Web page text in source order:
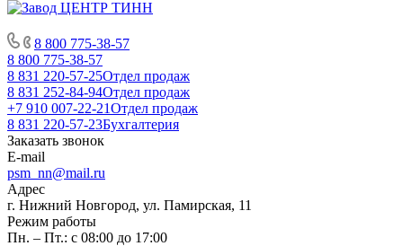
8 800 775-38-57
8 800 775-38-57
8 831 220-57-25Отдел продаж
8 831 252-84-94Отдел продаж
+7 910 007-22-21Отдел продаж
8 831 220-57-23Бухгалтерия
Заказать звонок
E-mail
psm_nn@mail.ru
Адрес
г. Нижний Новгород, ул. Памирская, 11
Режим работы
Пн. – Пт.: с 08:00 до 17:00